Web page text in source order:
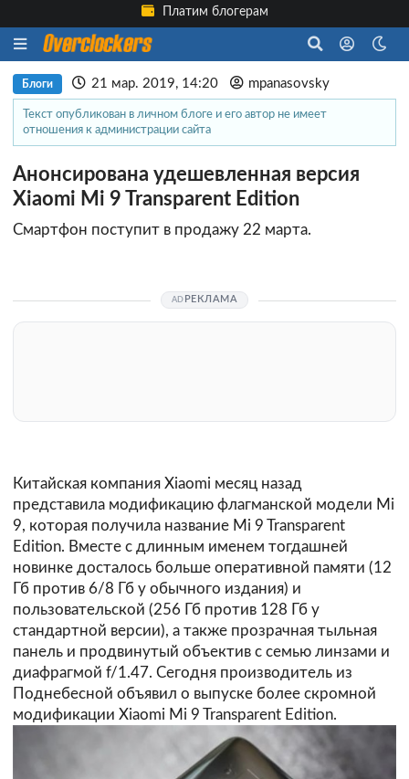
Платим блогерам
Блоги 21 мар. 2019, 14:20 mpanasovsky
Текст опубликован в личном блоге и его автор не имеет
отношения к администрации сайта
Анонсирована удешевленная версия
Xiaomi Mi 9 Transparent Edition
Смартфон поступит в продажу 22 марта.
РЕКЛАМА
Китайская компания Xiaomi месяц назад
представила модификацию флагманской модели Mi
9, которая получила название Mi 9 Transparent
Edition. Вместе с длинным именем тогдашней
новинке досталось больше оперативной памяти (12
Гб против 6/8 Гб у обычного издания) и
пользовательской (256 Гб против 128 Гб у
стандартной версии), а также прозрачная тыльная
панель и продвинутый объектив с семью линзами и
диафрагмой f/1.47. Сегодня производитель из
Поднебесной объявил о выпуске более скромной
модификации Xiaomi Mi 9 Transparent Edition.